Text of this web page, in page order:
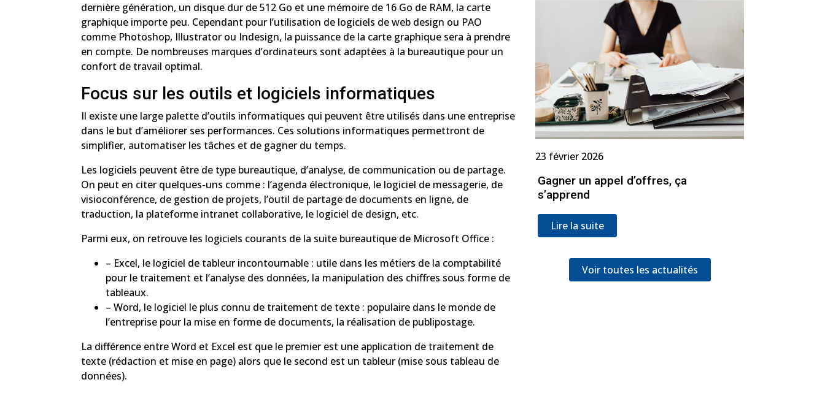
dernière génération, un disque dur de 512 Go et une mémoire de 16 Go de RAM, la carte
graphique importe peu. Cependant pour l’utilisation de logiciels de web design ou PAO
comme Photoshop, Illustrator ou Indesign, la puissance de la carte graphique sera à prendre
en compte. De nombreuses marques d’ordinateurs sont adaptées à la bureautique pour un
confort de travail optimal.
Focus sur les outils et logiciels informatiques
Il existe une large palette d’outils informatiques qui peuvent être utilisés dans une entreprise
dans le but d’améliorer ses performances. Ces solutions informatiques permettront de
simplifier, automatiser les tâches et de gagner du temps.
Les logiciels peuvent être de type bureautique, d’analyse, de communication ou de partage.
On peut en citer quelques-uns comme : l’agenda électronique, le logiciel de messagerie, de
visioconférence, de gestion de projets, l’outil de partage de documents en ligne, de
traduction, la plateforme intranet collaborative, le logiciel de design, etc.
Parmi eux, on retrouve les logiciels courants de la suite bureautique de Microsoft Office :
– Excel, le logiciel de tableur incontournable : utile dans les métiers de la comptabilité
pour le traitement et l’analyse des données, la manipulation des chiffres sous forme de
tableaux.
– Word, le logiciel le plus connu de traitement de texte : populaire dans le monde de
l’entreprise pour la mise en forme de documents, la réalisation de publipostage.
La différence entre Word et Excel est que le premier est une application de traitement de
texte (rédaction et mise en page) alors que le second est un tableur (mise sous tableau de
données).
23 février 2026
Gagner un appel d’offres, ça
s’apprend
Lire la suite
Voir toutes les actualités